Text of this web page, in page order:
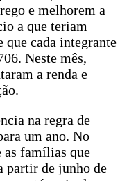
e melhorem a
a que teriam
que cada integrante
Neste mês,
a renda e
na regra de
um ano. No
as famílias que
partir de junho de